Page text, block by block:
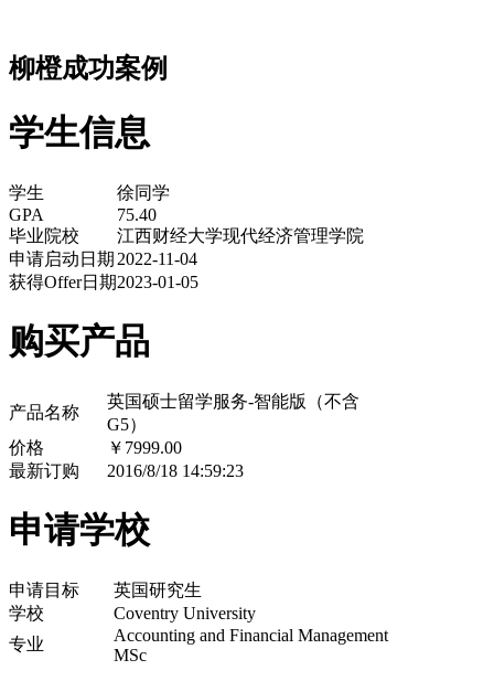
柳橙成功案例
学生信息
学生
徐同学
GPA
75.40
毕业院校
江西财经大学现代经济管理学院
申请启动日期 2022-11-04
获得Offer日期2023-01-05
购买产品
产品名称
英国硕士留学服务-智能版（不含
G5）
价格
￥7999.00
最新订购
2016/8/18 14:59:23
申请学校
申请目标
英国研究生
学校
Coventry University
专业
Accounting and Financial Management
MSc